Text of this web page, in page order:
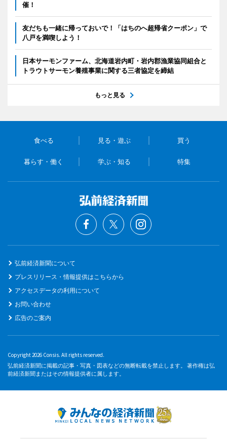
催！
友だちも一緒に帰っておいで！「はちのへ超帰省クーポン」で
八戸を満喫しよう！
日本サーモンファーム、北海道岩内町・岩内郡漁業協同組合と
トラウトサーモン養殖事業に関する三者協定を締結
もっと見る
食べる 見る・遊ぶ 買う
暮らす・働く 学ぶ・知る 特集
弘前経済新聞について
プレスリリース・情報提供はこちらから
アクセスデータの利用について
お問い合わせ
広告のご案内
Copyright 2026 Consis. All rights reserved.
弘前経済新聞に掲載の記事・写真・図表などの無断転載を禁止します。 著作権は弘
前経済新聞またはその情報提供者に属します。